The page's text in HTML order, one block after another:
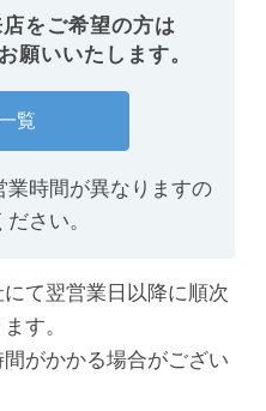
をご希望の方は
願いいたします。
覧
業時間が異なりますの
さい。
て翌営業日以降に順次
す。
がかかる場合がござい